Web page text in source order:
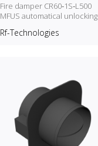
Fire damper CR60‑1S‑L500
MFUS automatical unlocking
Rf-Technologies